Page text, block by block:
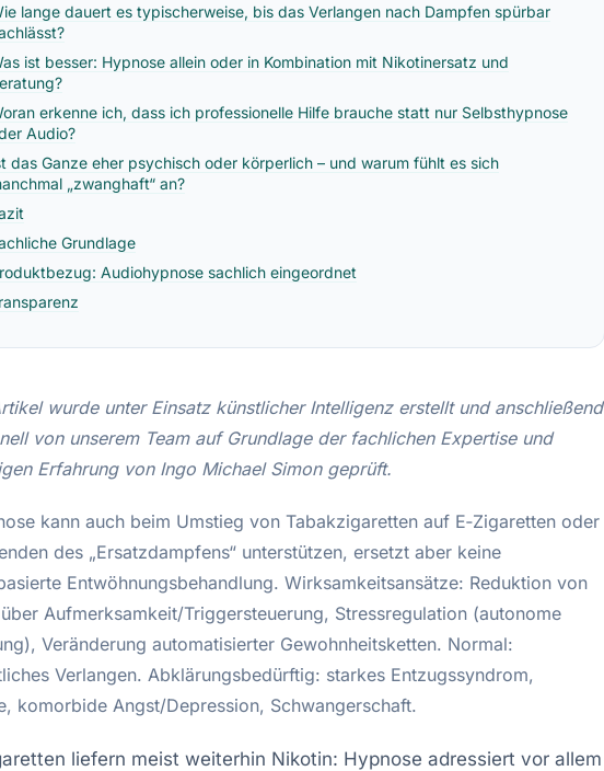
lange dauert es typischerweise, bis das Verlangen nach Dampfen spürbar
ist besser: Hypnose allein oder in Kombination mit Nikotinersatz und
erkenne ich, dass ich professionelle Hilfe brauche statt nur Selbsthypnose
Audio?
das Ganze eher psychisch oder körperlich – und warum fühlt es sich
„zwanghaft“ an?
Grundlage
Audiohypnose sachlich eingeordnet
wurde unter Einsatz künstlicher Intelligenz erstellt und anschließend
von unserem Team auf Grundlage der fachlichen Expertise und
Erfahrung von Ingo Michael Simon geprüft.
kann auch beim Umstieg von Tabakzigaretten auf E‑Zigaretten oder
des „Ersatzdampfens“ unterstützen, ersetzt aber keine
Entwöhnungsbehandlung. Wirksamkeitsansätze: Reduktion von
Aufmerksamkeit/Triggersteuerung, Stressregulation (autonome
Veränderung automatisierter Gewohnheitsketten. Normal:
Verlangen. Abklärungsbedürftig: starkes Entzugssyndrom,
komorbide Angst/Depression, Schwangerschaft.
liefern meist weiterhin Nikotin: Hypnose adressiert vor allem